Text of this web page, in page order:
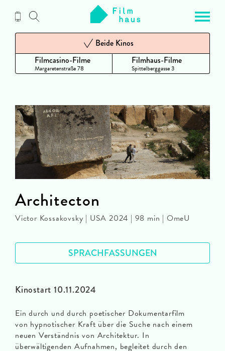
Inhalt
Filmcasino-Filme
Margaretenstraße 78
Beide Kinos
Filmhaus-Filme
Spittelberggasse 3
Kinostart 10.11.2024
Ein durch und durch poetischer Dokumentarfilm
von hypnotischer Kraft über die Suche nach einem
neuen Verständnis von Architektur. In
überwältigenden Aufnahmen, begleitet durch den
Architecton
Victor Kossakovsky | USA 2024 | 98 min | OmeU
SPRACHFASSUNGEN